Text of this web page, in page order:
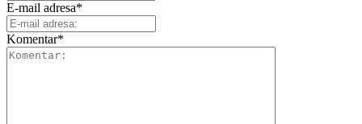
E-mail adresa*
Komentar*